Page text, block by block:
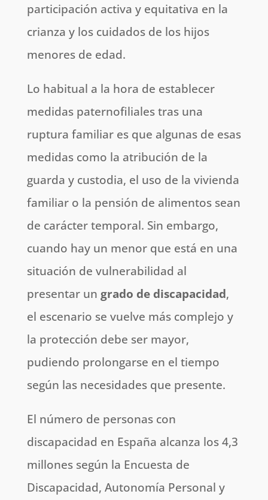
participación activa y equitativa en la
crianza y los cuidados de los hijos
menores de edad.
Lo habitual a la hora de establecer
medidas paternofiliales tras una
ruptura familiar es que algunas de esas
medidas como la atribución de la
guarda y custodia, el uso de la vivienda
familiar o la pensión de alimentos sean
de carácter temporal. Sin embargo,
cuando hay un menor que está en una
situación de vulnerabilidad al
presentar un grado de discapacidad,
el escenario se vuelve más complejo y
la protección debe ser mayor,
pudiendo prolongarse en el tiempo
según las necesidades que presente.
El número de personas con
discapacidad en España alcanza los 4,3
millones según la Encuesta de
Discapacidad, Autonomía Personal y